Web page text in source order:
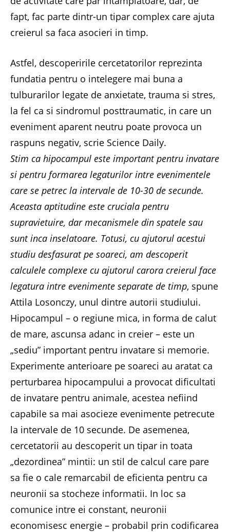
fapt, fac parte dintr-un tipar complex care ajuta
creierul sa faca asocieri in timp.
Astfel, descoperirile cercetatorilor reprezinta
fundatia pentru o intelegere mai buna a
tulburarilor legate de anxietate, trauma si stres,
la fel ca si sindromul posttraumatic, in care un
eveniment aparent neutru poate provoca un
raspuns negativ, scrie Science Daily.
Stim ca hipocampul este important pentru invatare
si pentru formarea legaturilor intre evenimentele
care se petrec la intervale de 10-30 de secunde.
Aceasta aptitudine este cruciala pentru
supravietuire, dar mecanismele din spatele sau
sunt inca inselatoare. Totusi, cu ajutorul acestui
studiu desfasurat pe soareci, am descoperit
calculele complexe cu ajutorul carora creierul face
legatura intre evenimente separate de timp, spune
Attila Losonczy, unul dintre autorii studiului.
Hipocampul – o regiune mica, in forma de calut
de mare, ascunsa adanc in creier – este un
„sediu” important pentru invatare si memorie.
Experimente anterioare pe soareci au aratat ca
perturbarea hipocampului a provocat dificultati
de invatare pentru animale, acestea nefiind
capabile sa mai asocieze evenimente petrecute
la intervale de 10 secunde. De asemenea,
cercetatorii au descoperit un tipar in toata
„dezordinea” mintii: un stil de calcul care pare
sa fie o cale remarcabil de eficienta pentru ca
neuronii sa stocheze informatii. In loc sa
comunice intre ei constant, neuronii
economisesc energie – probabil prin codificarea